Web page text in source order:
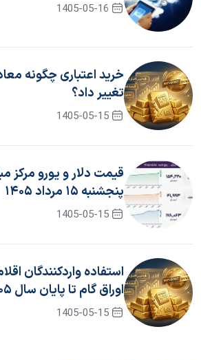
1405-05-16
خرید اعتباری چگونه
تغییر داد؟
1405-05-15
قیمت دلار و یورو مرکز
پنجشنبه ۱۵ مرداد ۱۴۰۵
1405-05-15
استفاده واردکنندگان
اوراق گام تا پایان سال ۱۴۰۵ تمدید شد
1405-05-15